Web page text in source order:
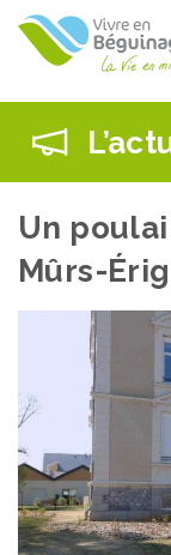
Aller
contenu
Un
Mûrs-